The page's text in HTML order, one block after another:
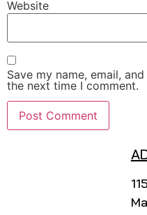
Website
Save my name, email,
the next time I comment.